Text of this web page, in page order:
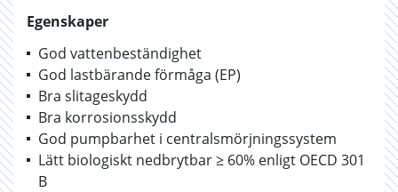
Egenskaper
God vattenbeständighet
God lastbärande förmåga (EP)
Bra slitageskydd
Bra korrosionsskydd
God pumpbarhet i centralsmörjningssystem
Lätt biologiskt nedbrytbar ≥ 60% enligt OECD 301
B